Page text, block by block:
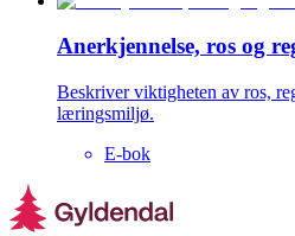
Anerkjennelse, ros og
Beskriver viktigheten av ros,
læringsmiljø.
E-bok